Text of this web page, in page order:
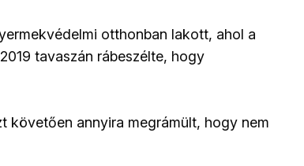
otthonban lakott, ahol a
tavaszán rábeszélte, hogy
követően annyira megrámült, hogy nem